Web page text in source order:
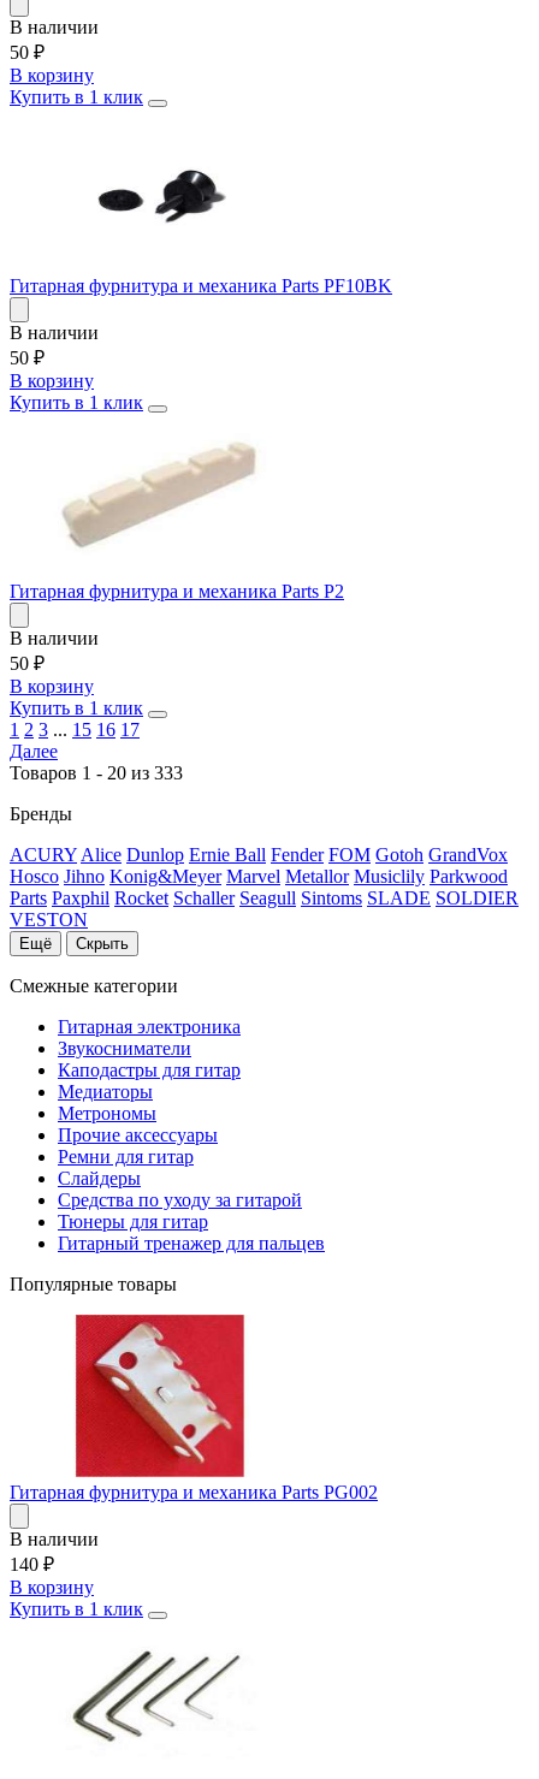
В наличии
50 ₽
В корзину
Купить в 1 клик
Гитарная фурнитура и механика Parts PF10BK
В наличии
50 ₽
В корзину
Купить в 1 клик
Гитарная фурнитура и механика Parts P2
В наличии
50 ₽
В корзину
Купить в 1 клик
1 2 3 ... 15 16 17
Далее
Товаров 1 - 20 из 333
Бренды
ACURY Alice Dunlop Ernie Ball Fender FOM Gotoh GrandVox
Hosco Jihno Konig&Meyer Marvel Metallor Musiclily Parkwood
Parts Paxphil Rocket Schaller Seagull Sintoms SLADE SOLDIER
VESTON
Ещё Скрыть
Смежные категории
Гитарная электроника
Звукосниматели
Каподастры для гитар
Медиаторы
Метрономы
Прочие аксессуары
Ремни для гитар
Слайдеры
Средства по уходу за гитарой
Тюнеры для гитар
Гитарный тренажер для пальцев
Популярные товары
Гитарная фурнитура и механика Parts PG002
В наличии
140 ₽
В корзину
Купить в 1 клик